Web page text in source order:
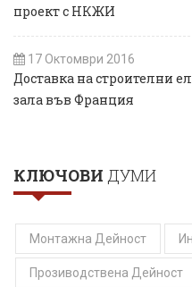
проект с НКЖИ
17 Октомври 2016
Доставка на строителни
зала във Франция
КЛЮЧОВИ ДУМИ
Монтажна Дейност
Прозиводствена Дейност